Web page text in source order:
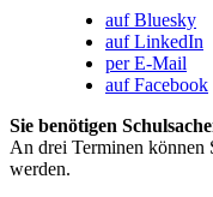
auf Bluesky
auf LinkedIn
per E-Mail
auf Facebook
Sie benötigen
An drei Terminen können
werden.